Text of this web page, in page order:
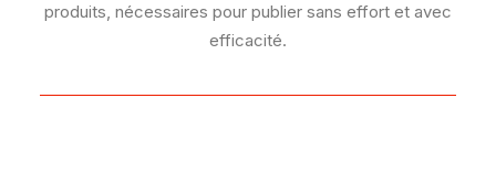
produits, nécessaires pour publier sans effort et avec
efficacité.